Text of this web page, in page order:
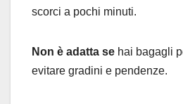
scorci a pochi minuti.
Non è adatta se hai bagagli
evitare gradini e pendenze.